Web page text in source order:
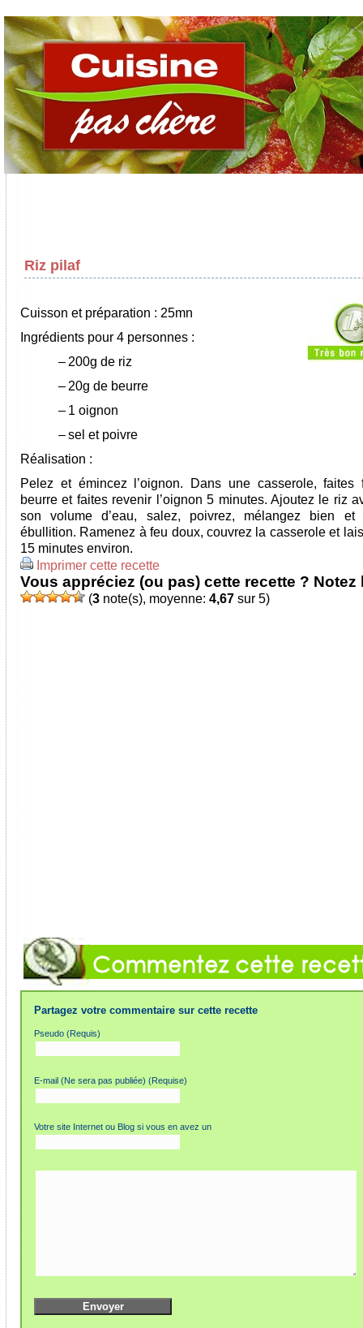
Riz pilaf
Cuisson et préparation : 25mn
Ingrédients pour 4 personnes :
– 200g de riz
– 20g de beurre
– 1 oignon
–sel et poivre
Réalisation :
Pelez et émincez l’oignon. Dans une casserole, faites
beurre et faites revenir l’oignon 5 minutes. Ajoutez le riz
son volume d’eau, salez, poivrez, mélangez bien et
ébullition. Ramenez à feu doux, couvrez la casserole et
15 minutes environ.
Imprimer cette recette
Vous appréciez (ou pas) cette recette ? Notez
(3 note(s), moyenne: 4,67 sur 5)
Partagez votre commentaire sur cette recette
Pseudo (Requis)
E-mail (Ne sera pas publiée) (Requise)
Votre site Internet ou Blog si vous en avez un